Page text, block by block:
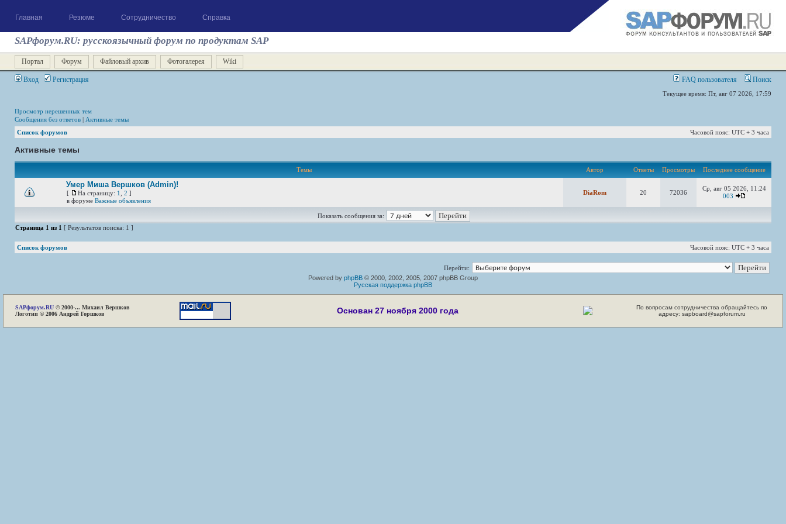
Главная Резюме Сотрудничество Справка
SAPфорум.RU: русскоязычный форум по продуктам SAP
Портал Форум Файловый архив Фотогалерея Wiki
Вход Регистрация FAQ пользователя Поиск
Текущее время: Пт, авг 07 2026, 17:59
Просмотр нерешенных тем
Сообщения без ответов | Активные темы
Список форумов
Часовой пояс: UTC + 3 часа
Активные темы
Темы Автор Ответы Просмотры Последнее сообщение
Умер Миша Вершков (Admin)!
[ На страницу: 1 2 ]
в форуме Важные объявления
DiaRom 20 72036
Ср, авг 05 2026, 11:24
003
Показать сообщения за:
Страница 1 из 1 [ Результатов поиска: 1 ]
Список форумов Часовой пояс: UTC + 3 часа
Перейти:
Powered by phpBB © 2000, 2002, 2005, 2007 phpBB Group
Русская поддержка phpBB
SAPфорум.RU © 2000-... Михаил Вершков
Логотип © 2006 Андрей Горшков
Основан 27 ноября 2000 года
По вопросам сотрудничества обращайтесь по
адресу: sapboard@sapforum.ru